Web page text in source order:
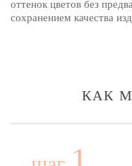
оттенок цветов без
сохранением качества
КАК